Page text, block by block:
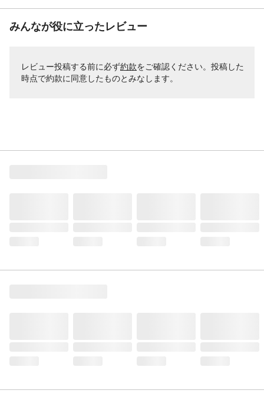
みんなが役に立ったレビュー
レビュー投稿する前に必ず約款をご確認ください。投稿した
時点で約款に同意したものとみなします。